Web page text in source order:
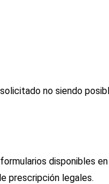
no siendo
disponibles
prescripción legales.